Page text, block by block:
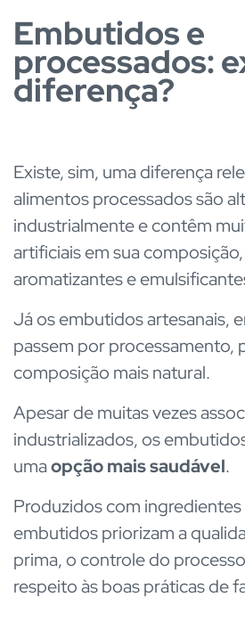
Embutidos e
processados:
diferença?
Existe, sim, uma diferença
alimentos processados são
industrialmente e contêm
artificiais em sua
aromatizantes e
Já os embutidos artesanais,
passem por processamento,
composição mais natural.
Apesar de muitas vezes
industrializados, os
umaopção mais saudável.
Produzidos com ingredientes
embutidos priorizam a
prima, o controle do
respeito às boas práticas de